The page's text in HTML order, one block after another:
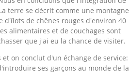
terre se décrit comme une montagne
d'îlots de chênes rouges d'environ 40
alimentaires et de couchages sont
que j'ai eu la chance de visiter.
on conclut d'un échange de service:
ses garçons au monde de la